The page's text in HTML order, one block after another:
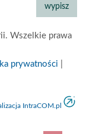
Wszelkie prawa
prywatności
IntraCOM.pl